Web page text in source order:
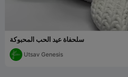
سلحفاة عيد الحب المحبوكة
Utsav Genesis